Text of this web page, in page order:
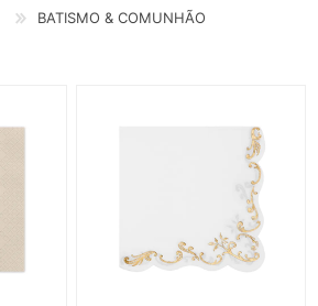
BATISMO & COMUNHÃO